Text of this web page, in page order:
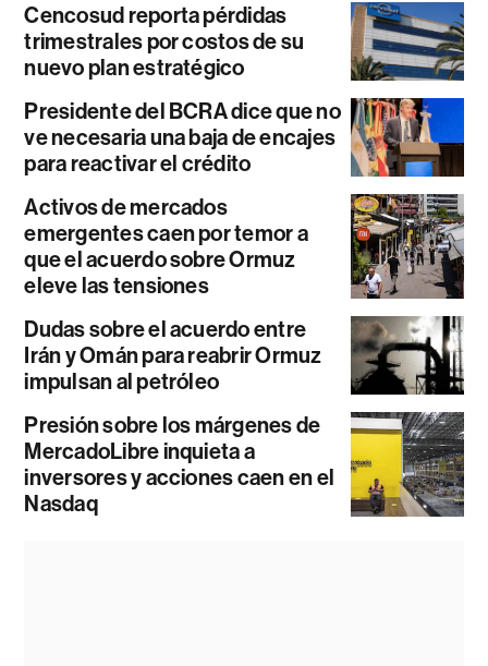
Cencosud reporta pérdidas
trimestrales por costos de su
nuevo plan estratégico
Presidente del BCRA dice que no
ve necesaria una baja de encajes
para reactivar el crédito
Activos de mercados
emergentes caen por temor a
que el acuerdo sobre Ormuz
eleve las tensiones
Dudas sobre el acuerdo entre
Irán y Omán para reabrir Ormuz
impulsan al petróleo
Presión sobre los márgenes de
MercadoLibre inquieta a
inversores y acciones caen en el
Nasdaq